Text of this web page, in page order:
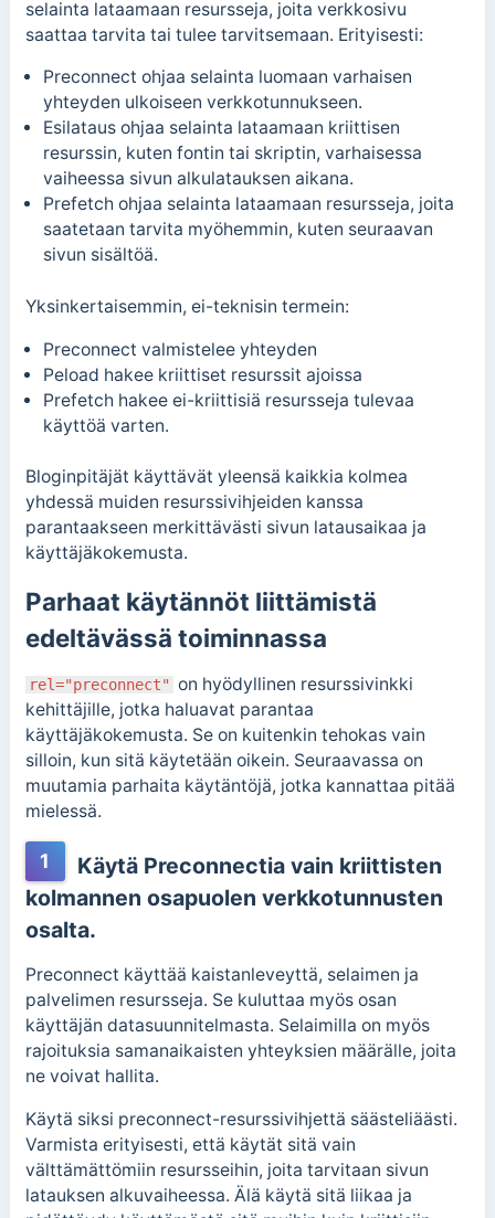
selainta lataamaan resursseja, joita verkkosivu
saattaa tarvita tai tulee tarvitsemaan. Erityisesti:
Preconnect ohjaa selainta luomaan varhaisen
yhteyden ulkoiseen verkkotunnukseen.
Esilataus ohjaa selainta lataamaan kriittisen
resurssin, kuten fontin tai skriptin, varhaisessa
vaiheessa sivun alkulatauksen aikana.
Prefetch ohjaa selainta lataamaan resursseja, joita
saatetaan tarvita myöhemmin, kuten seuraavan
sivun sisältöä.
Yksinkertaisemmin, ei-teknisin termein:
Preconnect valmistelee yhteyden
Peload hakee kriittiset resurssit ajoissa
Prefetch hakee ei-kriittisiä resursseja tulevaa
käyttöä varten.
Bloginpitäjät käyttävät yleensä kaikkia kolmea
yhdessä muiden resurssivihjeiden kanssa
parantaakseen merkittävästi sivun latausaikaa ja
käyttäjäkokemusta.
Parhaat käytännöt liittämistä
edeltävässä toiminnassa
rel="preconnect" on hyödyllinen resurssivinkki
kehittäjille, jotka haluavat parantaa
käyttäjäkokemusta. Se on kuitenkin tehokas vain
silloin, kun sitä käytetään oikein. Seuraavassa on
muutamia parhaita käytäntöjä, jotka kannattaa pitää
mielessä.
1
Käytä Preconnectia vain kriittisten
kolmannen osapuolen verkkotunnusten
osalta.
Preconnect käyttää kaistanleveyttä, selaimen ja
palvelimen resursseja. Se kuluttaa myös osan
käyttäjän datasuunnitelmasta. Selaimilla on myös
rajoituksia samanaikaisten yhteyksien määrälle, joita
ne voivat hallita.
Käytä siksi preconnect-resurssivihjettä säästeliäästi.
Varmista erityisesti, että käytät sitä vain
välttämättömiin resursseihin, joita tarvitaan sivun
latauksen alkuvaiheessa. Älä käytä sitä liikaa ja